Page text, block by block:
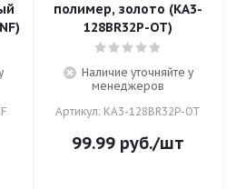
полимер, золото (KA3-
128BR32P-OT)
Наличие уточняйте у
менеджеров
Артикул: KA3-128BR32P-OT
99.99 руб./шт